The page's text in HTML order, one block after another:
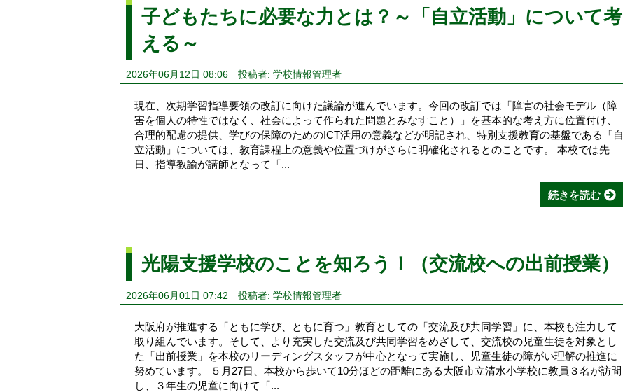
子どもたちに必要な力とは？～「自立活動」について考
える～
2026年06月12日 08:06 投稿者: 学校情報管理者
現在、次期学習指導要領の改訂に向けた議論が進んでいます。今回の改訂では「障害の社会モデル（障
害を個人の特性ではなく、社会によって作られた問題とみなすこと）」を基本的な考え方に位置付け、
合理的配慮の提供、学びの保障のためのICT活用の意義などが明記され、特別支援教育の基盤である「自
立活動」については、教育課程上の意義や位置づけがさらに明確化されるとのことです。 本校では先
日、指導教諭が講師となって「...
続きを読む
光陽支援学校のことを知ろう！（交流校への出前授業）
2026年06月01日 07:42 投稿者: 学校情報管理者
大阪府が推進する「ともに学び、ともに育つ」教育としての「交流及び共同学習」に、本校も注力して
取り組んでいます。そして、より充実した交流及び共同学習をめざして、交流校の児童生徒を対象とし
た「出前授業」を本校のリーディングスタッフが中心となって実施し、児童生徒の障がい理解の推進に
努めています。 ５月27日、本校から歩いて10分ほどの距離にある大阪市立清水小学校に教員３名が訪問
し、３年生の児童に向けて「...